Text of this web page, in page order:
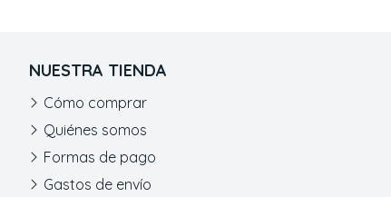
NUESTRA TIENDA
Cómo comprar
Quiénes somos
Formas de pago
Gastos de envío